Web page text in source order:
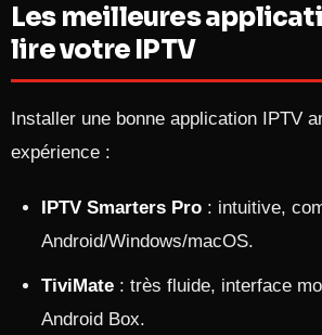
Les meilleures
lire votre IPTV
Installer une bonne application IPTV
expérience :
IPTV Smarters Pro : intuitive,
Android/Windows/macOS.
TiviMate : très fluide, interface
Android Box.